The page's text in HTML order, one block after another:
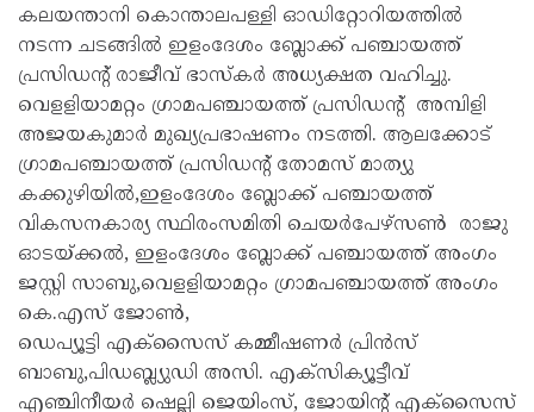
കലയന്താനി കൊന്താലപള്ളി ഓഡിറ്റോറിയത്തിൽ
നടന്ന ചടങ്ങിൽ ഇളംദേശം ബ്ലോക്ക് പഞ്ചായത്ത്
പ്രസിഡന്റ് രാജീവ് ഭാസ്‌കർ അധ്യക്ഷത വഹിച്ചു.
വെളളിയാമറ്റം ഗ്രാമപഞ്ചായത്ത് പ്രസിഡന്റ് അമ്പിളി
അജയകുമാർ മുഖ്യപ്രഭാഷണം നടത്തി. ആലക്കോട്
ഗ്രാമപഞ്ചായത്ത് പ്രസിഡന്റ് തോമസ് മാത്യു
കക്കുഴിയിൽ,ഇളംദേശം ബ്ലോക്ക് പഞ്ചായത്ത്
വികസനകാര്യ സ്ഥിരംസമിതി ചെയർപേഴ്‌സൺ രാജു
ഓടയ്ക്കൽ, ഇളംദേശം ബ്ലോക്ക് പഞ്ചായത്ത് അംഗം
ജസ്റ്റി സാബു,വെളളിയാമറ്റം ഗ്രാമപഞ്ചായത്ത് അംഗം
കെ.എസ് ജോൺ,
ഡെപ്യൂട്ടി എക്‌സൈസ് കമ്മീഷണർ പ്രിൻസ്
ബാബു,പിഡബ്ല്യുഡി അസി. എക്സിക്യൂട്ടീവ്
എഞ്ചിനീയർ ഷെല്ലി ജെയിംസ്, ജോയിന്റ് എക്‌സൈസ്